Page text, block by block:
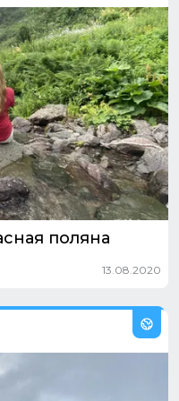
поляна
13.08.2020